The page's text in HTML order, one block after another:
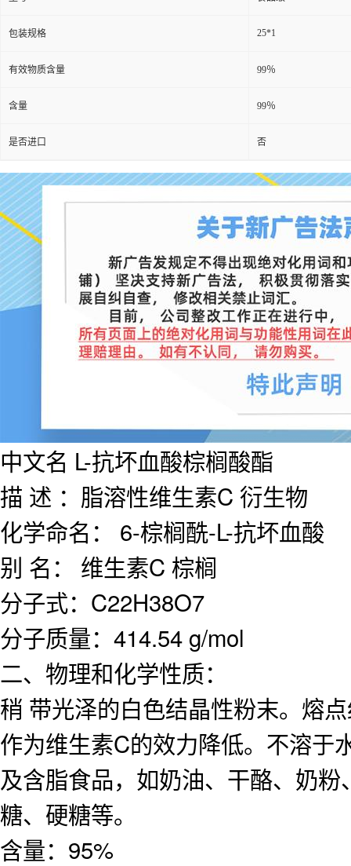
包装规格 25*1
有效物质含量 99％
含量 99％
是否进口 否
中文名 L-抗坏血酸棕榈酸酯
描 述 ：脂溶性维生素C 衍生物
化学命名： 6-棕榈酰-L-抗坏血酸
别 名： 维生素C 棕榈
分子式：C22H38O7
分子质量：414.54 g/mol
二、物理和化学性质：
稍 带光泽的白色结晶性粉末。熔
作为维生素C的效力降低。不溶于
及含脂食品，如奶油、干酪、奶
糖、硬糖等。
含量：95%